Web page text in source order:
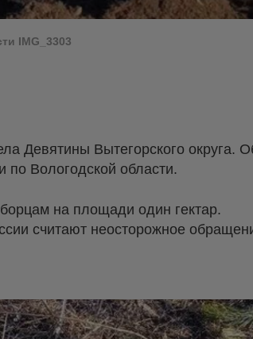
IMG_3303
Девятины Вытегорского округа.
Вологодской области.
на площади один гектар.
считают неосторожное